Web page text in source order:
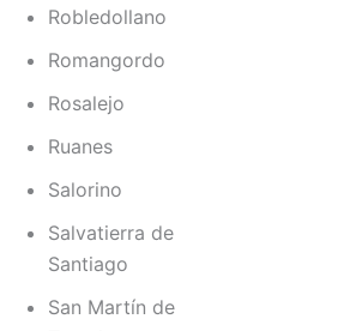
Robledollano
Romangordo
Rosalejo
Ruanes
Salorino
Salvatierra de
Santiago
San Martín de